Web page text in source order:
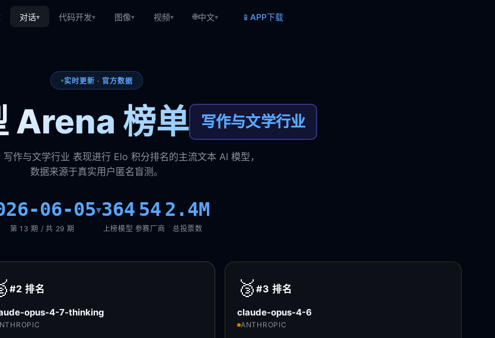
对话▾ 代码开发▾ 图像▾ 视频▾ 🌐中文▾ 📱 APP下载
实时更新 · 官方数据
Arena 榜单 写作与文学行业
写作与文学行业 表现进行 Elo 积分排名的主流文本 AI 模型，
数据来源于真实用户匿名盲测。
06-05▾
第 13 期 / 共 29 期
364
上榜模型
54
参赛厂商
2.4M
总投票数
#2排名
opus-4-7-thinking
🥉 #3排名
claude-opus-4-6
ANTHROPIC